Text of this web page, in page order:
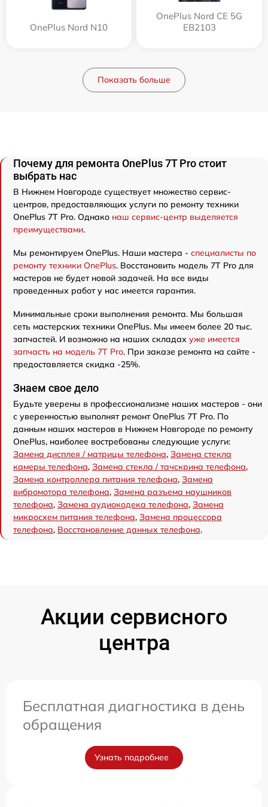
OnePlus Nord N10
OnePlus Nord CE 5G
EB2103
Показать больше
Почему для ремонта OnePlus 7T Pro стоит
выбрать нас
В Нижнем Новгороде существует множество сервис-
центров, предоставляющих услуги по ремонту техники
OnePlus 7T Pro. Однако наш сервис-центр выделяется
преимуществами.
Мы ремонтируем OnePlus. Наши мастера - специалисты по
ремонту техники OnePlus. Восстановить модель 7T Pro для
мастеров не будет новой задачей. На все виды
проведенных работ у нас имеется гарантия.
Минимальные сроки выполнения ремонта. Мы большая
сеть мастерских техники OnePlus. Мы имеем более 20 тыс.
запчастей. И возможно на наших складах уже имеется
запчасть на модель 7T Pro. При заказе ремонта на сайте -
предоставляется скидка -25%.
Знаем свое дело
Будьте уверены в профессионализме наших мастеров - они
с уверенностью выполнят ремонт OnePlus 7T Pro. По
данным наших мастеров в Нижнем Новгороде по ремонту
OnePlus, наиболее востребованы следующие услуги:
Замена дисплея / матрицы телефона, Замена стекла
камеры телефона, Замена стекла / тачскрина телефона,
Замена контроллера питания телефона, Замена
вибромотора телефона, Замена разъема наушников
телефона, Замена аудиокодека телефона, Замена
микросхем питания телефона, Замена процессора
телефона, Восстановление данных телефона.
Акции сервисного
центра
Бесплатная диагностика в день
обращения
Узнать подробнее